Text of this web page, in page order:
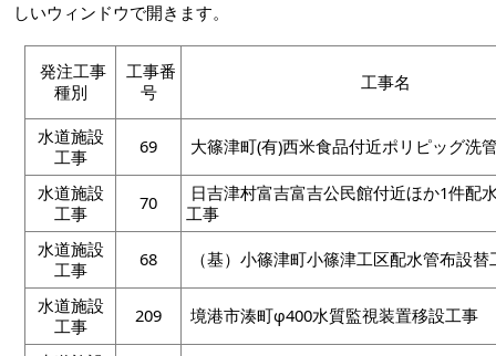
しいウィンドウで開きます。
発注工事
種別
工事番
号
工事名
水道施設
工事
69 大篠津町(有)西米食品付近ポリピッグ洗
水道施設
工事
70
日吉津村富吉富吉公民館付近ほか1件配
工事
水道施設
工事
68 （基）小篠津町小篠津工区配水管布設替
水道施設
工事
209 境港市湊町φ400水質監視装置移設工事